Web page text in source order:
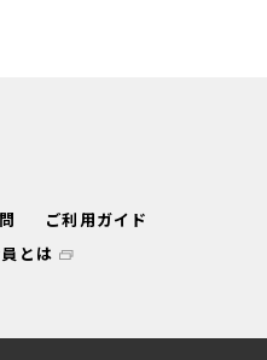
ご利用ガイド
とは